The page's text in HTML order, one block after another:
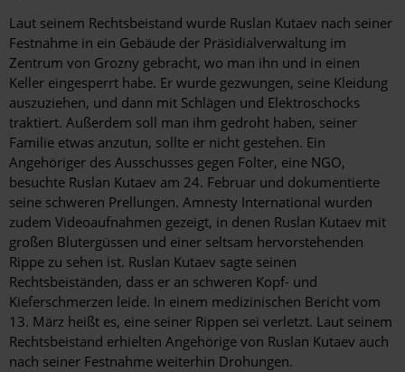
Laut seinem Rechtsbeistand wurde Ruslan Kutaev nach seiner
Festnahme in ein Gebäude der Präsidialverwaltung im
Zentrum von Grozny gebracht, wo man ihn und in einen
Keller eingesperrt habe. Er wurde gezwungen, seine Kleidung
auszuziehen, und dann mit Schlägen und Elektroschocks
traktiert. Außerdem soll man ihm gedroht haben, seiner
Familie etwas anzutun, sollte er nicht gestehen. Ein
Angehöriger des Ausschusses gegen Folter, eine NGO,
besuchte Ruslan Kutaev am 24. Februar und dokumentierte
seine schweren Prellungen. Amnesty International wurden
zudem Videoaufnahmen gezeigt, in denen Ruslan Kutaev mit
großen Blutergüssen und einer seltsam hervorstehenden
Rippe zu sehen ist. Ruslan Kutaev sagte seinen
Rechtsbeiständen, dass er an schweren Kopf- und
Kieferschmerzen leide. In einem medizinischen Bericht vom
13. März heißt es, eine seiner Rippen sei verletzt. Laut seinem
Rechtsbeistand erhielten Angehörige von Ruslan Kutaev auch
nach seiner Festnahme weiterhin Drohungen.